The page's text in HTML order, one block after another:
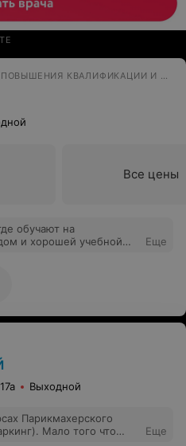
Все цены
обучают на
и хорошей учебной
моя подруга. По ее
эту школу. И ни разу не
практикующие
Очень было
Еще
Выходной
Парикмахерского
Мало того что
Еще